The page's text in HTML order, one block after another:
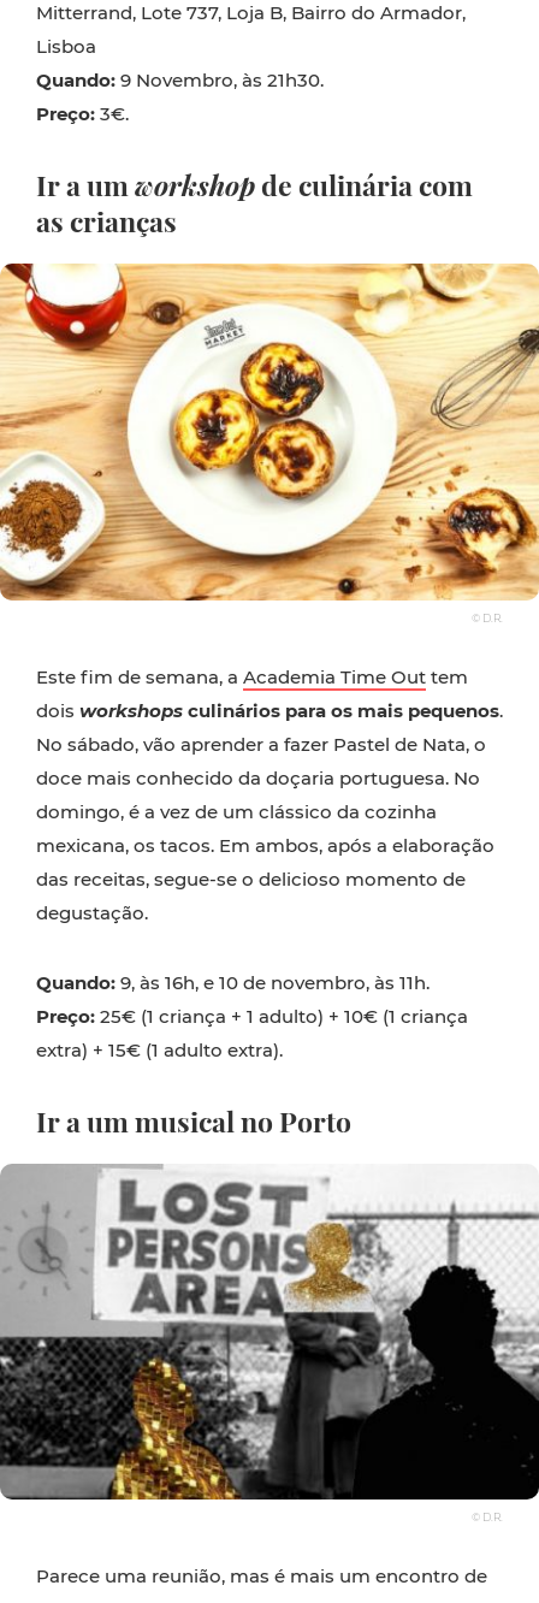
Mitterrand, Lote 737, Loja B, Bairro do Armador,
Lisboa
Quando: 9 Novembro, às 21h30.
Preço: 3€.
Ir a umworkshop de culinária com
as crianças
© D.R.
Este fim de semana, a Academia Time Out tem
dois workshops culinários para os mais pequenos.
No sábado, vão aprender a fazer Pastel de Nata, o
doce mais conhecido da doçaria portuguesa. No
domingo, é a vez de um clássico da cozinha
mexicana, os tacos. Em ambos, após a elaboração
das receitas, segue-se o delicioso momento de
degustação.
Quando: 9, às 16h, e 10 de novembro, às 11h.
Preço: 25€ (1 criança + 1 adulto) + 10€ (1 criança
extra) + 15€ (1 adulto extra).
Ir a um musical no Porto
© D.R.
Parece uma reunião, mas é mais um encontro de